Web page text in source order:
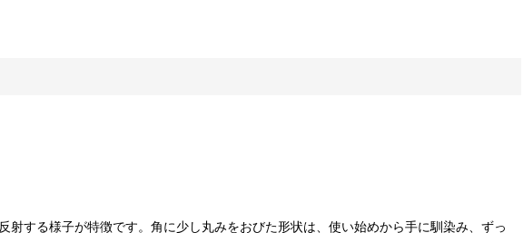
する様子が特徴です。角に少し丸みをおびた形状は、使い始めから手に馴染み、ずっ